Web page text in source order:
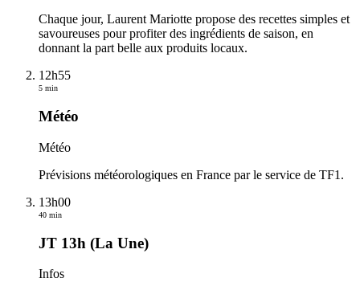
Chaque jour, Laurent Mariotte propose des recettes simples et
savoureuses pour profiter des ingrédients de saison, en
donnant la part belle aux produits locaux.
12h55
5 min
Météo
Météo
Prévisions météorologiques en France par le service de TF1.
13h00
40 min
JT 13h (La Une)
Infos